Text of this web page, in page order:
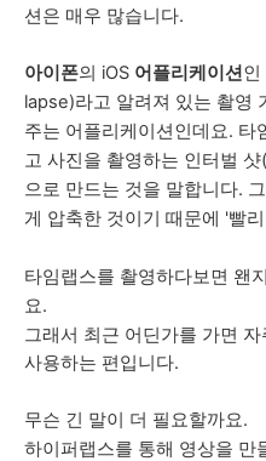
션은 매우 많습니다.
아이폰의 iOS 어플리케이션인
lapse)라고 알려져 있는 촬영
주는 어플리케이션인데요. 타
고 사진을 촬영하는 인터벌
으로 만드는 것을 말합니다.
게 압축한 것이기 때문에 '빨
타임랩스를 촬영하다보면 왠
요.
그래서 최근 어딘가를 가면
사용하는 편입니다.
무슨 긴 말이 더 필요할까요.
하이퍼랩스를 통해 영상을 만